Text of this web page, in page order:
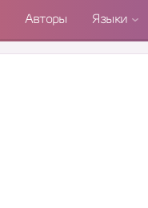
Авторы Языки